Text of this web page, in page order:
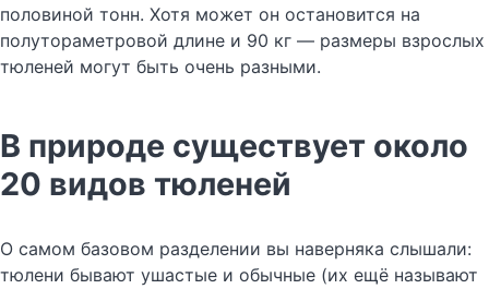
половиной тонн. Хотя может он остановится на
полутораметровой длине и 90 кг — размеры взрослых
тюленей могут быть очень разными.
В природе существует около
20 видов тюленей
О самом базовом разделении вы наверняка слышали:
тюлени бывают ушастые и обычные (их ещё называют